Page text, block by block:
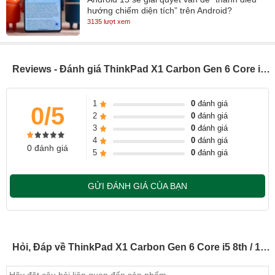
Điểm thú vị trong thiết kế của X1 Carbon thể hiện qua sự kết hợp
phải nằm ngay dưới bàn phím hoặc năng động hơn với touchpad
hướng chiếm diện tích” trên Android?
3135 lượt xem
Reviews - Đánh giá ThinkPad X1 Carbon Gen 6 Core i5 8th / 14 inch (Model 2018)
0/5
0 đánh giá
1 0đánh giá
2
0đánh giá
3
0đánh giá
4
0đánh giá
5
0đánh giá
GỬI ĐÁNH GIÁ CỦA BẠN
Hỏi, Đáp về ThinkPad X1 Carbon Gen 6 Core i5 8th / 14 inch (Model 2018)